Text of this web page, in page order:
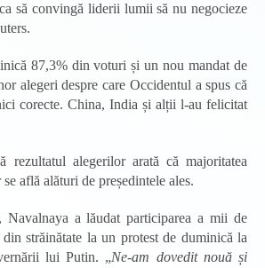
să convingă liderii lumii să nu negocieze
87,3% din voturi și un nou mandat de
alegeri despre care Occidentul a spus că
corecte. China, India și alții l-au felicitat
rezultatul alegerilor arată că majoritatea
află alături de președintele ales.
Navalnaya a lăudat participarea a mii de
străinătate la un protest de duminică la
lui Putin. „Ne-am dovedit nouă și